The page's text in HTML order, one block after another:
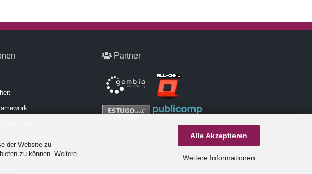
der Website zu
zu können. Weitere
Alle Akzeptieren
Weitere Informationen
Partner